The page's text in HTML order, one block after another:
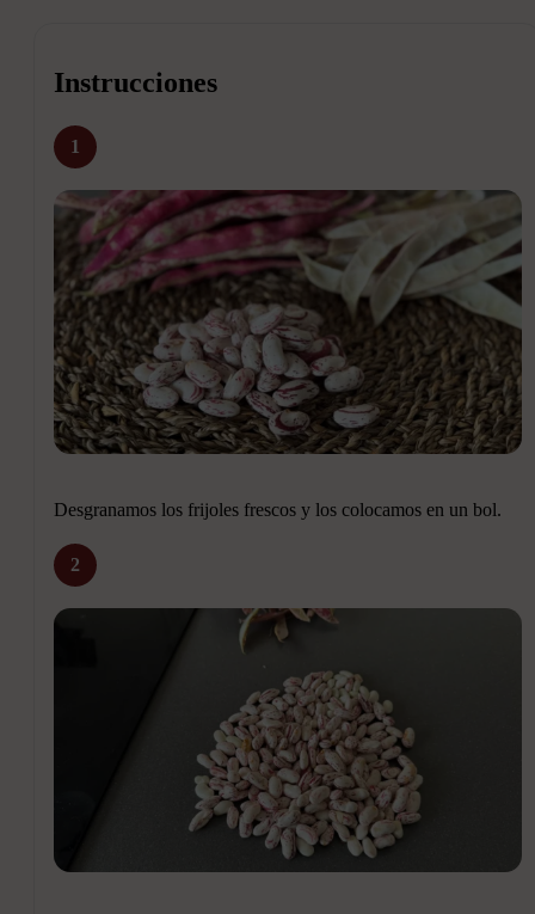
Instrucciones
1
Desgranamos los frijoles frescos y los colocamos en un bol.
2